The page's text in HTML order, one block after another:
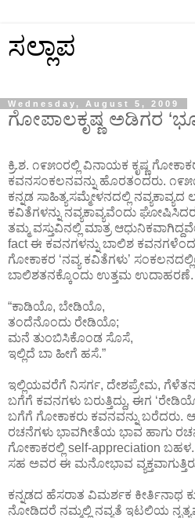
ಸಲ್ಲಾಪ
Wednesday, August 5, 2009
ಗೋಪಾಲಕೃಷ್ಣ ಅಡಿಗರ
ಕ್ರಿ.ಶ. ೧೯೫೦ರಲ್ಲಿ ವಿನಾಯಕ ಕೃಷ್ಣ
ಕವನಸಂಕಲನವನ್ನು ಹೊರತಂದರು.
ಕನ್ನಡ ಸಾಹಿತ್ಯಸಮ್ಮೇಳನದಲ್ಲಿ ನವ್ಯಕಾವ್ಯದ
ಕವಿತೆಗಳನ್ನು ನವ್ಯಕಾವ್ಯವೆಂದು
ತಮ್ಮ ವಸ್ತುವಿನಲ್ಲಿ ಮಾತ್ರ
fact ಈ ಕವನಗಳನ್ನು ಬಾಲಿಶ
ಗೋಕಾಕರ ‘ನವ್ಯ ಕವಿತೆಗಳು’
ಬಾಲಿಶತನಕ್ಕೊಂದು ಉತ್ತಮ
“ಕಾಡಿಯೊ, ಬೇಡಿಯೊ,
ತಂದೆನೊಂದು ರೇಡಿಯೊ;
ಮನೆ ತುಂಬಿಸಿಕೊಂಡ ಸೊಸೆ,
ಇಲ್ಲಿದೆ ಬಾ ಹೀಗೆ ಹಸೆ.”
ಇಲ್ಲಿಯವರೆಗೆ ನಿಸರ್ಗ, ದೇಶಪ್ರೇಮ,
ಬಗೆಗೆ ಕವನಗಳು ಬರುತ್ತಿದ್ದು, ಈಗ
ಬಗೆಗೆ ಗೋಕಾಕರು ಕವನವನ್ನು ಬರೆದರು.
ರಚನೆಗಳು ಭಾವಗೀತೆಯ ಭಾವ ಹಾಗು
ಗೋಕಾಕರಲ್ಲಿ self-appreciation
ಸಹ ಅವರ ಈ ಮನೋಭಾವ
ಕನ್ನಡದ ಹೆಸರಾತ ವಿಮರ್ಶಕ ಕೀರ್ತಿನಾಥ
ನೋಡಿದರೆ ನಮ್ಮಲ್ಲಿ ನವ್ಯತೆ ಇಟಲಿಯ